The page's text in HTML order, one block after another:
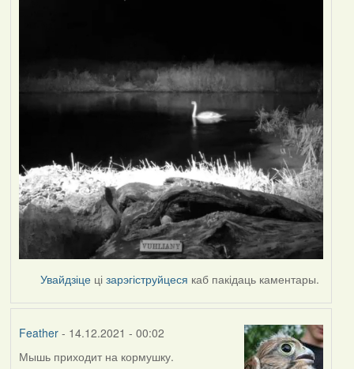
Увайдзіце цізарэгіструйцеся каб пакідаць каментары.
Feather- 14.12.2021 - 00:02
Мышь приходит на кормушку.